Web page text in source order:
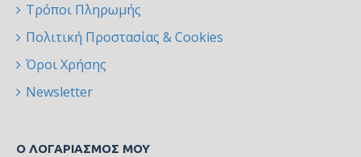
Τρόποι Πληρωμής
Πολιτική Προστασίας & Cookies
Όροι Χρήσης
Newsletter
Ο ΛΟΓΑΡΙΑΣΜΌΣ ΜΟΥ